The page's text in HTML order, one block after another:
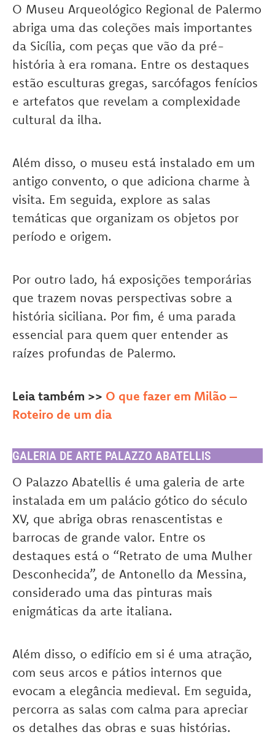
O Museu Arqueológico Regional de Palermo
abriga uma das coleções mais importantes
da Sicília, com peças que vão da pré-
história à era romana. Entre os destaques
estão esculturas gregas, sarcófagos fenícios
e artefatos que revelam a complexidade
cultural da ilha.
Além disso, o museu está instalado em um
antigo convento, o que adiciona charme à
visita. Em seguida, explore as salas
temáticas que organizam os objetos por
período e origem.
Por outro lado, há exposições temporárias
que trazem novas perspectivas sobre a
história siciliana. Por fim, é uma parada
essencial para quem quer entender as
raízes profundas de Palermo.
Leia também >> O que fazer em Milão –
Roteiro de um dia
GALERIA DE ARTE PALAZZO ABATELLIS
O Palazzo Abatellis é uma galeria de arte
instalada em um palácio gótico do século
XV, que abriga obras renascentistas e
barrocas de grande valor. Entre os
destaques está o “Retrato de uma Mulher
Desconhecida”, de Antonello da Messina,
considerado uma das pinturas mais
enigmáticas da arte italiana.
Além disso, o edifício em si é uma atração,
com seus arcos e pátios internos que
evocam a elegância medieval. Em seguida,
percorra as salas com calma para apreciar
os detalhes das obras e suas histórias.